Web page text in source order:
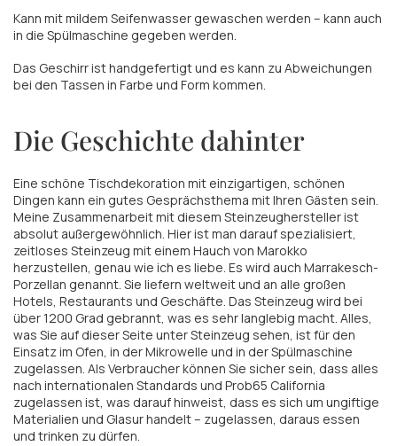
Kann mit mildem Seifenwasser gewaschen werden – kann auch
in die Spülmaschine gegeben werden.
Das Geschirr ist handgefertigt und es kann zu Abweichungen
bei den Tassen in Farbe und Form kommen.
Die Geschichte dahinter
Eine schöne Tischdekoration mit einzigartigen, schönen
Dingen kann ein gutes Gesprächsthema mit Ihren Gästen sein.
Meine Zusammenarbeit mit diesem Steinzeughersteller ist
absolut außergewöhnlich. Hier ist man darauf spezialisiert,
zeitloses Steinzeug mit einem Hauch von Marokko
herzustellen, genau wie ich es liebe. Es wird auch Marrakesch-
Porzellan genannt. Sie liefern weltweit und an alle großen
Hotels, Restaurants und Geschäfte. Das Steinzeug wird bei
über 1200 Grad gebrannt, was es sehr langlebig macht. Alles,
was Sie auf dieser Seite unter Steinzeug sehen, ist für den
Einsatz im Ofen, in der Mikrowelle und in der Spülmaschine
zugelassen. Als Verbraucher können Sie sicher sein, dass alles
nach internationalen Standards und Prob65 California
zugelassen ist, was darauf hinweist, dass es sich um ungiftige
Materialien und Glasur handelt – zugelassen, daraus essen
und trinken zu dürfen.